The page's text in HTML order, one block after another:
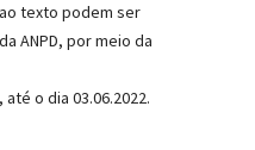
texto podem ser
ANPD, por meio da
até o dia 03.06.2022.